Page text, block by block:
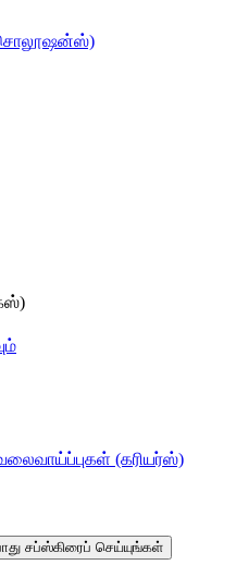
சொலூஷன்ஸ்)
(கரியர்ஸ்)
சப்ஸ்கிரைப் செய்யுங்கள்